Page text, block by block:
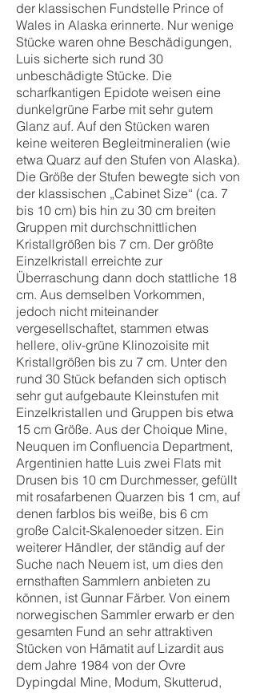
der klassischen Fundstelle Prince of
Wales in Alaska erinnerte. Nur wenige
Stücke waren ohne Beschädigungen,
Luis sicherte sich rund 30
unbeschädigte Stücke. Die
scharfkantigen Epidote weisen eine
dunkelgrüne Farbe mit sehr gutem
Glanz auf. Auf den Stücken waren
keine weiteren Begleitmineralien (wie
etwa Quarz auf den Stufen von Alaska).
Die Größe der Stufen bewegte sich von
der klassischen „Cabinet Size“ (ca. 7
bis 10 cm) bis hin zu 30 cm breiten
Gruppen mit durchschnittlichen
Kristallgrößen bis 7 cm. Der größte
Einzelkristall erreichte zur
Überraschung dann doch stattliche 18
cm. Aus demselben Vorkommen,
jedoch nicht miteinander
vergesellschaftet, stammen etwas
hellere, oliv-grüne Klinozoisite mit
Kristallgrößen bis zu 7 cm. Unter den
rund 30 Stück befanden sich optisch
sehr gut aufgebaute Kleinstufen mit
Einzelkristallen und Gruppen bis etwa
15 cm Größe. Aus der Choique Mine,
Neuquen im Confluencia Department,
Argentinien hatte Luis zwei Flats mit
Drusen bis 10 cm Durchmesser, gefüllt
mit rosafarbenen Quarzen bis 1 cm, auf
denen farblos bis weiße, bis 6 cm
große Calcit-Skalenoeder sitzen. Ein
weiterer Händler, der ständig auf der
Suche nach Neuem ist, um dies den
ernsthaften Sammlern anbieten zu
können, ist Gunnar Färber. Von einem
norwegischen Sammler erwarb er den
gesamten Fund an sehr attraktiven
Stücken von Hämatit auf Lizardit aus
dem Jahre 1984 von der Ovre
Dypingdal Mine, Modum, Skutterud,